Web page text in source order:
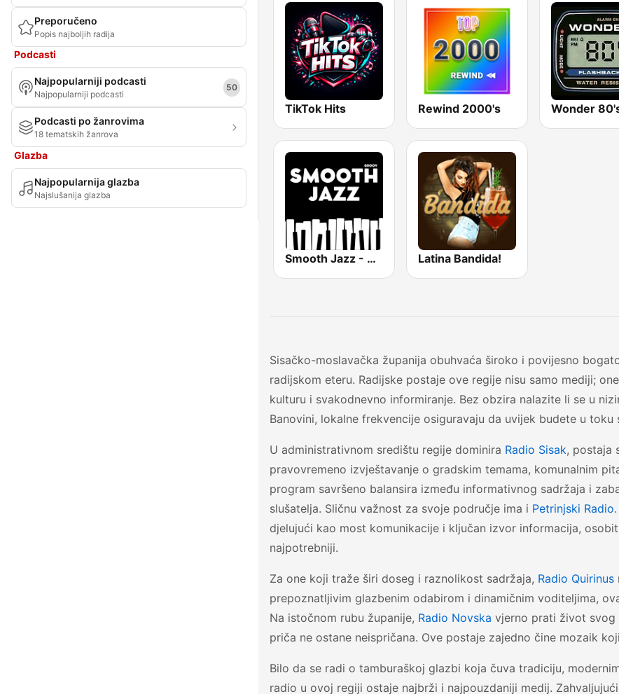
Virovitičko-Podravska
Vukovarsko-srijemska županija
Zadarska županija
Zagrebačka županija
Preporučeno
Popis najboljih radija
Podcasti
Najpopularniji podcasti
Najpopularniji podcasti
50
Podcasti po žanrovima
18 tematskih žanrova
Glazba
Najpopularnija glazba
Najslušanija glazba
TikTok Hits Rewind 2000's Wonder
Smooth Jazz - Groov Latina Bandida!
Sisačko-moslavačka županija obuhvaća široko i povijesno
radijskom eteru. Radijske postaje ove regije nisu samo mediji;
kulturu i svakodnevno informiranje. Bez obzira nalazite li se u
Banovini, lokalne frekvencije osiguravaju da uvijek budete u
U administrativnom središtu regije dominira Radio Sisak, postaja
pravovremeno izvještavanje o gradskim temama, komunalnim
program savršeno balansira između informativnog sadržaja i
slušatelja. Sličnu važnost za svoje područje ima i Petrinjski Radio
djelujući kao most komunikacije i ključan izvor informacija,
najpotrebniji.
Za one koji traže širi doseg i raznolikost sadržaja, Radio Quirinus
prepoznatljivim glazbenim odabirom i dinamičnim voditeljima,
Na istočnom rubu županije, Radio Novska vjerno prati život svog
priča ne ostane neispričana. Ove postaje zajedno čine mozaik
Bilo da se radi o tamburaškoj glazbi koja čuva tradiciju,
radio u ovoj regiji ostaje najbrži i najpouzdaniji medij.